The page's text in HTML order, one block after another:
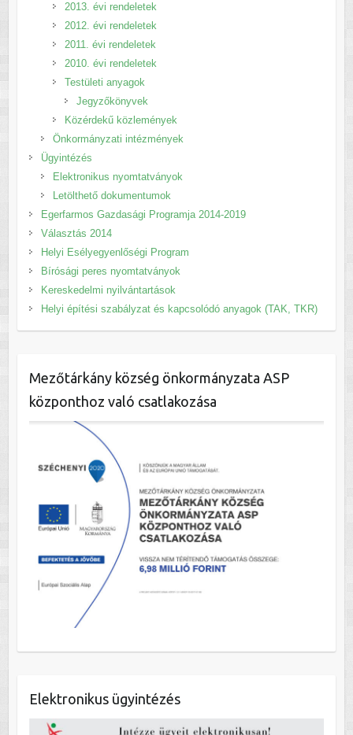
2013. évi rendeletek
2012. évi rendeletek
2011. évi rendeletek
2010. évi rendeletek
Testületi anyagok
Jegyzőkönyvek
Közérdekű közlemények
Önkormányzati intézmények
Ügyintézés
Elektronikus nyomtatványok
Letölthető dokumentumok
Egerfarmos Gazdasági Programja 2014-2019
Választás 2014
Helyi Esélyegyenlőségi Program
Bírósági peres nyomtatványok
Kereskedelmi nyilvántartások
Helyi építési szabályzat és kapcsolódó anyagok (TAK, TKR)
Mezőtárkány község önkormányzata ASP
központhoz való csatlakozása
Elektronikus ügyintézés